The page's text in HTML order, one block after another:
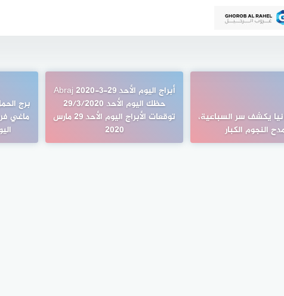
يكشف سر السباعية،
النجوم الكبار
أبراج اليوم الأحد 29-3-2020 Abraj
حظك اليوم الأحد 29/3/2020
توقعات الأبراج اليوم الأحد 29 مارس
2020
ماغي